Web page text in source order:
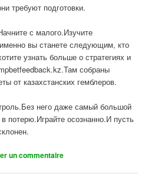
требуют подготовки.
с малого.Изучите
вы станете следующим, кто
узнать больше о стратегиях и
собраны
от казахстанских гемблеров.
него даже самый большой
потерю.Играйте осознанно.И пусть
un commentaire